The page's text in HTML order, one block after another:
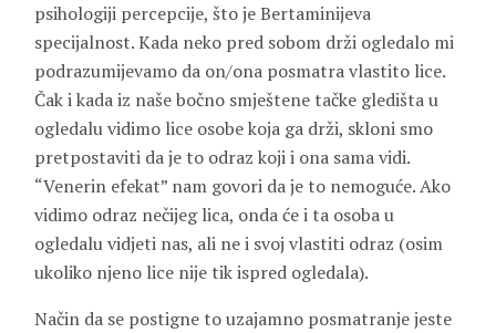
psihologiji percepcije, što je Bertaminijeva
specijalnost. Kada neko pred sobom drži ogledalo mi
podrazumijevamo da on/ona posmatra vlastito lice.
Čak i kada iz naše bočno smještene tačke gledišta u
ogledalu vidimo lice osobe koja ga drži, skloni smo
pretpostaviti da je to odraz koji i ona sama vidi.
“Venerin efekat” nam govori da je to nemoguće. Ako
vidimo odraz nečijeg lica, onda će i ta osoba u
ogledalu vidjeti nas, ali ne i svoj vlastiti odraz (osim
ukoliko njeno lice nije tik ispred ogledala).
Način da se postigne to uzajamno posmatranje jeste